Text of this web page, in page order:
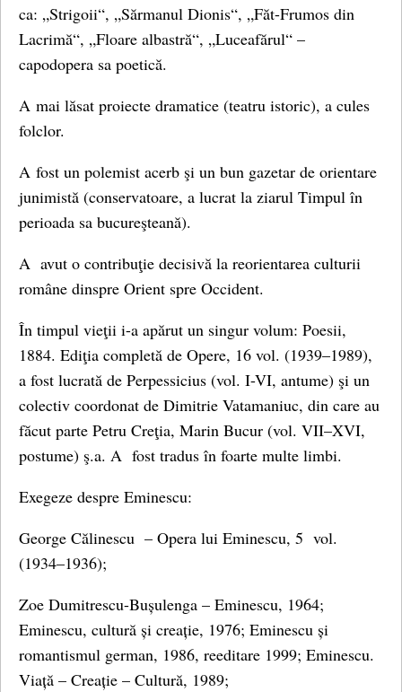
ca: „Strigoii“, „Sărmanul Dionis“, „Făt-Frumos din
Lacrimă“, „Floare albastră“, „Luceafărul“ –
capodopera sa poetică.
A mai lăsat proiecte dramatice (teatru istoric), a cules
folclor.
A fost un polemist acerb şi un bun gazetar de orientare
junimistă (conservatoare, a lucrat la ziarul Timpul în
perioada sa bucureşteană).
A avut o contribuţie decisivă la reorientarea culturii
române dinspre Orient spre Occident.
În timpul vieţii i-a apărut un singur volum: Poesii,
1884. Ediţia completă de Opere, 16 vol. (1939–1989),
a fost lucrată de Perpessicius (vol. I-VI, antume) şi un
colectiv coordonat de Dimitrie Vatamaniuc, din care au
făcut parte Petru Creţia, Marin Bucur (vol. VII–XVI,
postume) ş.a. A fost tradus în foarte multe limbi.
Exegeze despre Eminescu:
George Călinescu – Opera lui Eminescu, 5 vol.
(1934–1936);
Zoe Dumitrescu-Bușulenga – Eminescu, 1964;
Eminescu, cultură și creație, 1976; Eminescu și
romantismul german, 1986, reeditare 1999; Eminescu.
Viață – Creație – Cultură, 1989;